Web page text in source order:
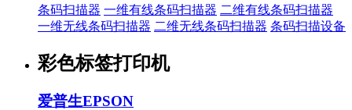
条码扫描器 一维有线条码扫描器 二维有线条码扫描器
一维无线条码扫描器 二维无线条码扫描器 条码扫描设备
彩色标签打印机
爱普生EPSON